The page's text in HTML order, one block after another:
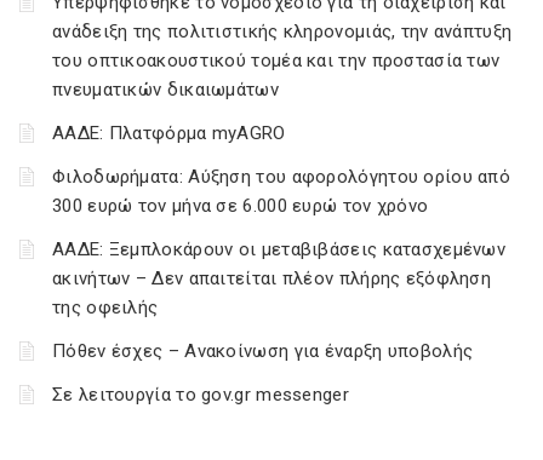
ανάδειξη της πολιτιστικής κληρονομιάς, την ανάπτυξη
του οπτικοακουστικού τομέα και την προστασία των
πνευματικών δικαιωμάτων
ΑΑΔΕ: Πλατφόρμα myAGRO
Φιλοδωρήματα: Αύξηση του αφορολόγητου ορίου από
300 ευρώ τον μήνα σε 6.000 ευρώ τον χρόνο
ΑΑΔΕ: Ξεμπλοκάρουν οι μεταβιβάσεις κατασχεμένων
ακινήτων – Δεν απαιτείται πλέον πλήρης εξόφληση
της οφειλής
Πόθεν έσχες – Ανακοίνωση για έναρξη υποβολής
Σε λειτουργία το gov.gr messenger